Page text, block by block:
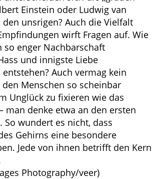
Einstein oder Ludwig van
unsrigen? Auch die Vielfalt
wirft Fragen auf. Wie
so enger Nachbarschaft
und innigste Liebe
Auch vermag kein
Menschen so scheinbar
Unglück zu fixieren wie das
man denke etwa an den ersten
So wundert es nicht, dass
Gehirns eine besondere
Jede von ihnen betrifft den Kern
Photography/veer)